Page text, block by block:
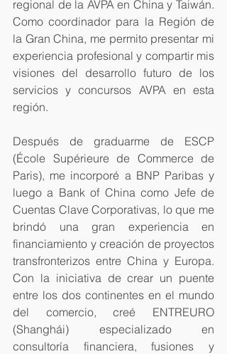
regional de la AVPA en China y Taiwán.
Como coordinador para la Región de
la Gran China, me permito presentar mi
experiencia profesional y compartir mis
visiones del desarrollo futuro de los
servicios y concursos AVPA en esta
región.
Después de graduarme de ESCP
(École Supérieure de Commerce de
Paris), me incorporé a BNP Paribas y
luego a Bank of China como Jefe de
Cuentas Clave Corporativas, lo que me
brindó una gran experiencia en
financiamiento y creación de proyectos
transfronterizos entre China y Europa.
Con la iniciativa de crear un puente
entre los dos continentes en el mundo
del comercio, creé ENTREURO
(Shanghái) especializado en
consultoría financiera, fusiones y